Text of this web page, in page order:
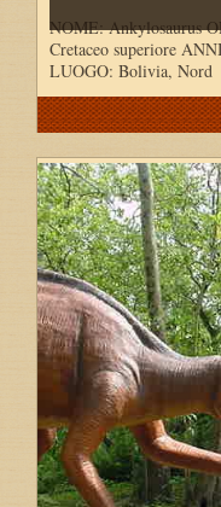
NOME: Ankylosaurus
Cretaceo superiore
LUOGO: Bolivia, Nord